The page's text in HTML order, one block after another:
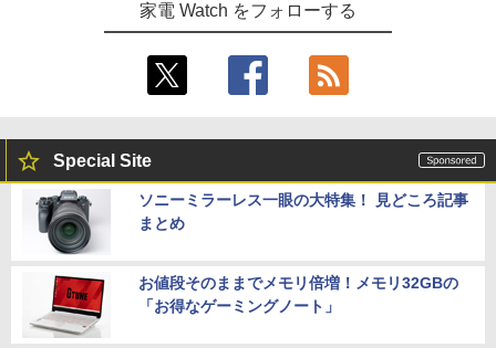
家電 Watch をフォローする
Special Site
ソニーミラーレス一眼の大特集！ 見どころ記事
まとめ
お値段そのままでメモリ倍増！メモリ32GBの
「お得なゲーミングノート」